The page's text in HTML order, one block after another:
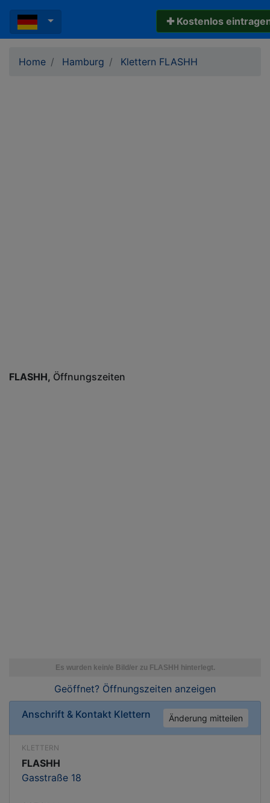
✚ Kostenlos
Home Hamburg Klettern FLASHH
FLASHH Öffnungszeiten
Geöffnet? Öffnungszeiten anzeigen
Anschrift & Kontakt Klettern Änderung mitteilen
KLETTERN
FLASHH
Gasstraße 18